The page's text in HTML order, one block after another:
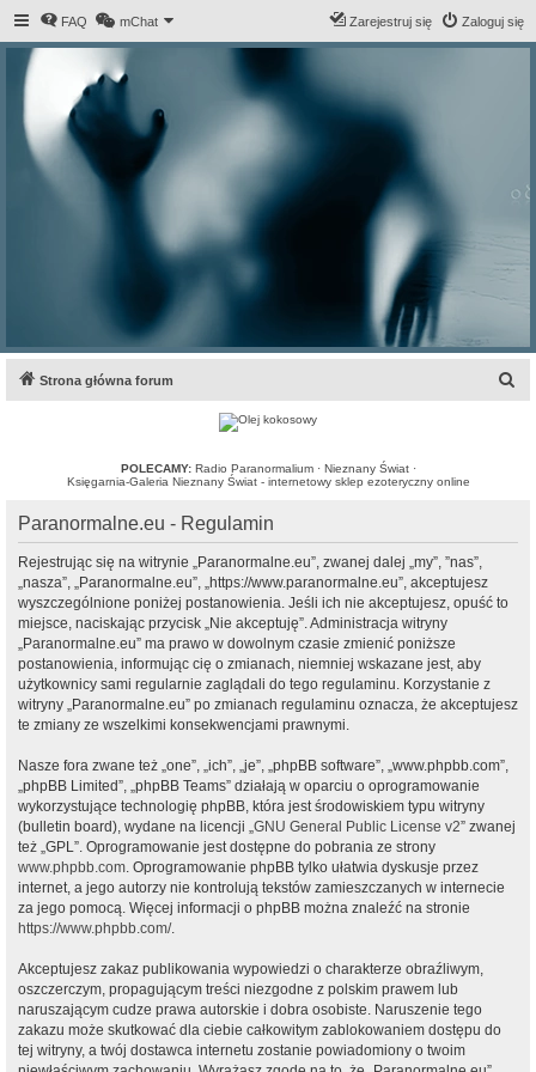
FAQ mChat Zaloguj się
Zarejestruj się
Strona główna forum
POLECAMY: Radio Paranormalium· Nieznany Świat·
Księgarnia-Galeria Nieznany Świat - internetowy sklep ezoteryczny online
Paranormalne.eu - Regulamin
Rejestrując się na witrynie „Paranormalne.eu”, zwanej dalej „my”, ”nas”,
„nasza”, „Paranormalne.eu”, „https://www.paranormalne.eu”, akceptujesz
wyszczególnione poniżej postanowienia. Jeśli ich nie akceptujesz, opuść to
miejsce, naciskając przycisk „Nie akceptuję”. Administracja witryny
„Paranormalne.eu” ma prawo w dowolnym czasie zmienić poniższe
postanowienia, informując cię o zmianach, niemniej wskazane jest, aby
użytkownicy sami regularnie zaglądali do tego regulaminu. Korzystanie z
witryny „Paranormalne.eu” po zmianach regulaminu oznacza, że akceptujesz
te zmiany ze wszelkimi konsekwencjami prawnymi.
Nasze fora zwane też „one”, „ich”, „je”, „phpBB software”, „www.phpbb.com”,
„phpBB Limited”, „phpBB Teams” działają w oparciu o oprogramowanie
wykorzystujące technologię phpBB, która jest środowiskiem typu witryny
(bulletin board), wydane na licencji „GNU General Public License v2” zwanej
też „GPL”. Oprogramowanie jest dostępne do pobrania ze strony
www.phpbb.com. Oprogramowanie phpBB tylko ułatwia dyskusje przez
internet, a jego autorzy nie kontrolują tekstów zamieszczanych w internecie
za jego pomocą. Więcej informacji o phpBB można znaleźć na stronie
https://www.phpbb.com/.
Akceptujesz zakaz publikowania wypowiedzi o charakterze obraźliwym,
oszczerczym, propagującym treści niezgodne z polskim prawem lub
naruszającym cudze prawa autorskie i dobra osobiste. Naruszenie tego
zakazu może skutkować dla ciebie całkowitym zablokowaniem dostępu do
tej witryny, a twój dostawca internetu zostanie powiadomiony o twoim